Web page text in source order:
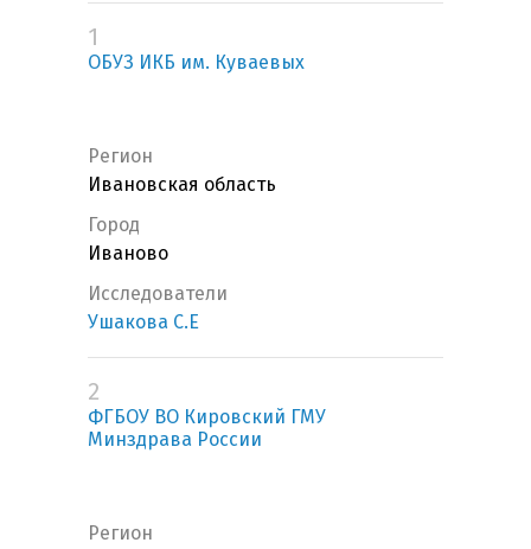
1
ОБУЗ ИКБ им. Куваевых
Регион
Ивановская область
Город
Иваново
Исследователи
Ушакова С.Е
2
ФГБОУ ВО Кировский ГМУ
Минздрава России
Регион